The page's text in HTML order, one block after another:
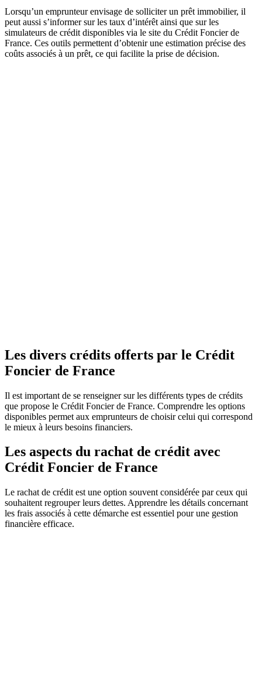
Lorsqu’un emprunteur envisage de solliciter un prêt immobilier, il
peut aussi s’informer sur les taux d’intérêt ainsi que sur les
simulateurs de crédit disponibles via le site du Crédit Foncier de
France. Ces outils permettent d’obtenir une estimation précise des
coûts associés à un prêt, ce qui facilite la prise de décision.
Les divers crédits offerts par le Crédit
Foncier de France
Il est important de se renseigner sur les différents types de crédits
que propose le Crédit Foncier de France. Comprendre les options
disponibles permet aux emprunteurs de choisir celui qui correspond
le mieux à leurs besoins financiers.
Les aspects du rachat de crédit avec
Crédit Foncier de France
Le rachat de crédit est une option souvent considérée par ceux qui
souhaitent regrouper leurs dettes. Apprendre les détails concernant
les frais associés à cette démarche est essentiel pour une gestion
financière efficace.